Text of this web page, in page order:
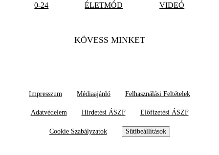
0-24 ÉLETMÓD VIDEÓ
KÖVESS MINKET
Impresszum Médiaajánló Felhasználási Feltételek
Adatvédelem Hirdetési ÁSZF Előfizetési ÁSZF
Cookie Szabályzatok Sütibeállítások